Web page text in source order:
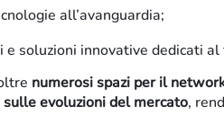
all’avanguardia;
e soluzioni innovative dedicati al
numerosi spazi per il
evoluzioni del mercato,